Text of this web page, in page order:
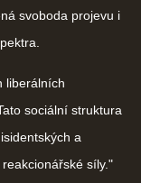
svoboda projevu i
liberálních
sociální struktura
a
síly."